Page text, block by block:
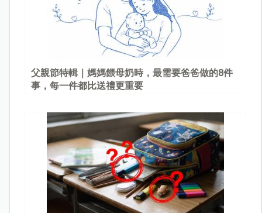
父親節特輯｜媽媽餵母奶時，最需要爸爸做的8件
事，每一件都比送禮更重要